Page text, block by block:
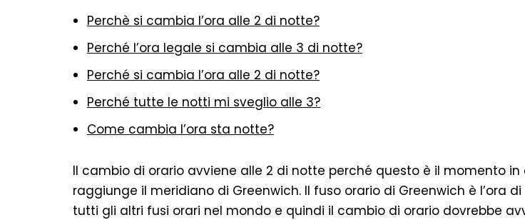
Perchè si cambia l’ora alle 2 di notte?
Perché l’ora legale si cambia alle 3 di notte?
Perché si cambia l’ora alle 2 di notte?
Perché tutte le notti mi sveglio alle 3?
Come cambia l’ora sta notte?
Il cambio di orario avviene alle 2 di notte perché questo è il momento in
raggiunge il meridiano di Greenwich. Il fuso orario di Greenwich è l’ora
tutti gli altri fusi orari nel mondo e quindi il cambio di orario dovrebbe